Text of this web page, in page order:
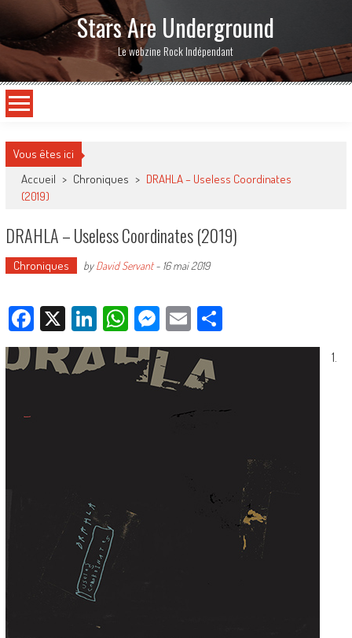
Stars Are Underground
Le webzine Rock Indépendant
Vous êtes ici
Accueil > Chroniques > DRAHLA – Useless Coordinates
(2019)
DRAHLA – Useless Coordinates (2019)
Chroniques byDavid Servant- 16 mai 2019
Facebook
X LinkedIn
WhatsApp
Messenger
EmailPartager
1.